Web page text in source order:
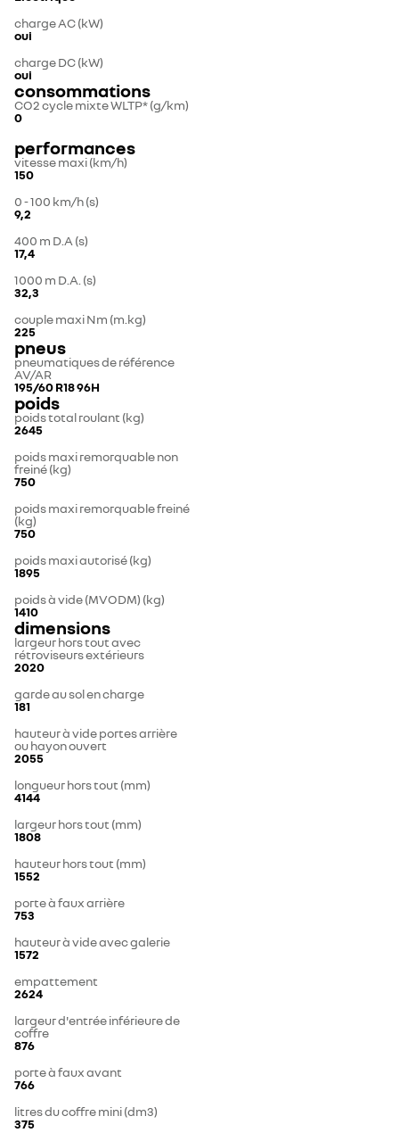
charge AC (kW)
oui
charge DC (kW)
oui
consommations
CO2 cycle mixte WLTP* (g/km)
0
performances
vitesse maxi (km/h)
150
0 - 100 km/h (s)
9,2
400 m D.A (s)
17,4
1000 m D.A. (s)
32,3
couple maxi Nm (m.kg)
225
pneus
pneumatiques de référence
AV/AR
195/60 R18 96H
poids
poids total roulant (kg)
2645
poids maxi remorquable non
freiné (kg)
750
poids maxi remorquable freiné
(kg)
750
poids maxi autorisé (kg)
1895
poids à vide (MVODM) (kg)
1410
dimensions
largeur hors tout avec
rétroviseurs extérieurs
2020
garde au sol en charge
181
hauteur à vide portes arrière
ou hayon ouvert
2055
longueur hors tout (mm)
4144
largeur hors tout (mm)
1808
hauteur hors tout (mm)
1552
porte à faux arrière
753
hauteur à vide avec galerie
1572
empattement
2624
largeur d'entrée inférieure de
coffre
876
porte à faux avant
766
litres du coffre mini (dm3)
375